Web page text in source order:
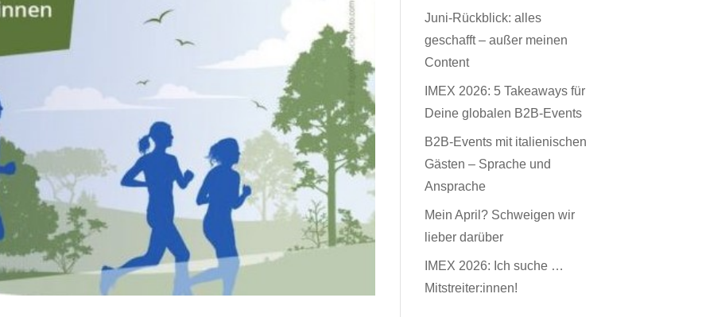
Juni-Rückblick: alles
geschafft – außer meinen
Content
IMEX 2026: 5 Takeaways für
Deine globalen B2B-Events
B2B-Events mit italienischen
Gästen – Sprache und
Ansprache
Mein April? Schweigen wir
lieber darüber
IMEX 2026: Ich suche …
Mitstreiter:innen!